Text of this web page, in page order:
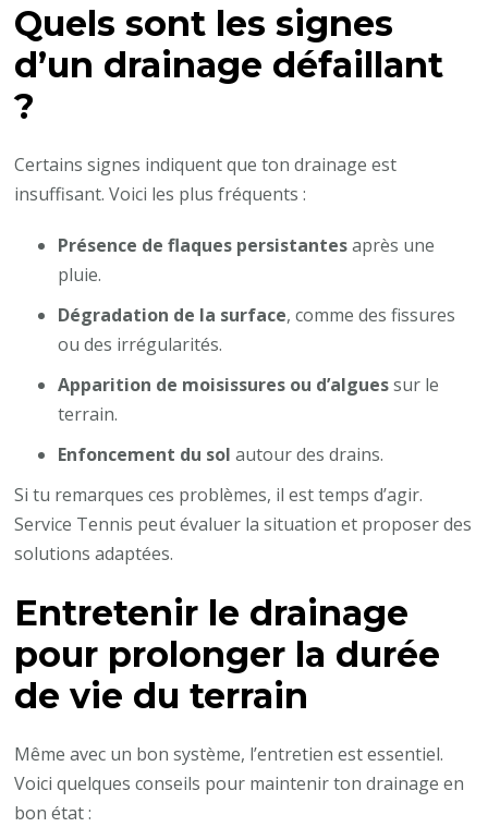
Quels sont les signes
d’un drainage défaillant
?
Certains signes indiquent que ton drainage est
insuffisant. Voici les plus fréquents :
Présence de flaques persistantesaprès une
pluie.
Dégradation de la surface, comme des fissures
ou des irrégularités.
Apparition de moisissures ou d’alguessur le
terrain.
Enfoncement du sol autour des drains.
Si tu remarques ces problèmes, il est temps d’agir.
Service Tennis peut évaluer la situation et proposer des
solutions adaptées.
Entretenir le drainage
pour prolonger la durée
de vie du terrain
Même avec un bon système, l’entretien est essentiel.
Voici quelques conseils pour maintenir ton drainage en
bon état :